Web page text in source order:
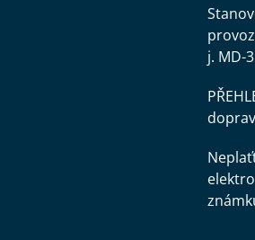
j. MD-